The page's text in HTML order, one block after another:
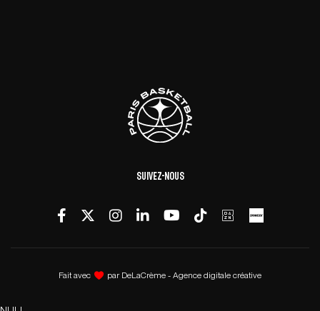
Suivez-nous
Fait avec par DeLaCrème - Agence digitale créative